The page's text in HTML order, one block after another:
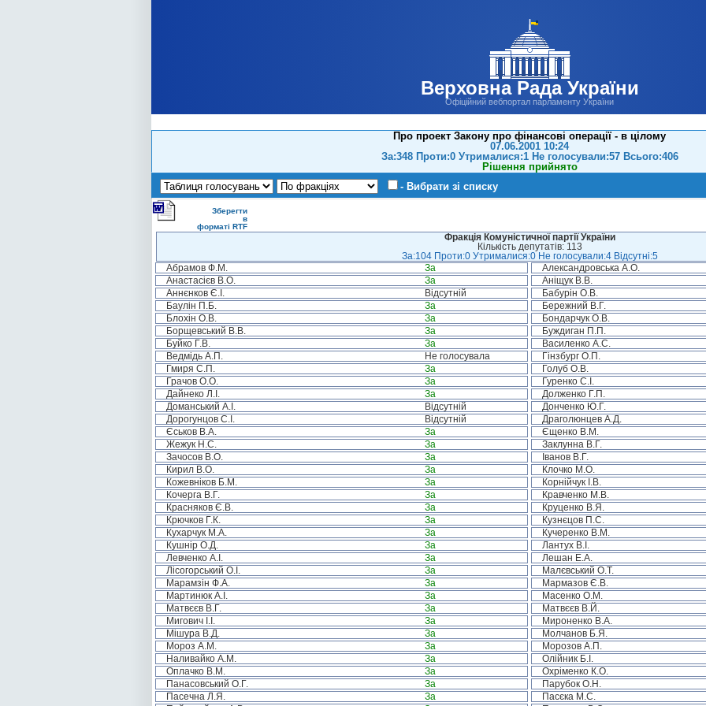
Верховна Рада України
Офіційний вебпортал парламенту України
Про проект Закону про фінансові операції - в цілому
07.06.2001 10:24
За:348 Проти:0 Утрималися:1 Не голосували:57 Всього:406
Рішення прийнято
- Вибрати зі списку
Зберегти
в
форматі RTF
Фракція Комуністичної партії України
Кількість депутатів: 113
За:104 Проти:0 Утрималися:0 Не голосували:4 Відсутні:5
Абрамов Ф.М.
За Александровська А.О.
Анастасієв В.О.
За Аніщук В.В.
Аннєнков Є.І.
Відсутній Бабурін О.В.
Баулін П.Б.
За Бережний В.Г.
Блохін О.В.
За Бондарчук О.В.
Борщевський В.В.
За Буждиган П.П.
Буйко Г.В.
За Василенко А.С.
Ведмідь А.П.
Не голосувала Гінзбург О.П.
Гмиря С.П.
За Голуб О.В.
Грачов О.О.
За Гуренко С.І.
Дайнеко Л.І.
За Долженко Г.П.
Доманський А.І.
Відсутній Донченко Ю.Г.
Дорогунцов С.І.
Відсутній Драголюнцев А.Д.
Єськов В.А.
За Єщенко В.М.
Жежук Н.С.
За Заклунна В.Г.
Зачосов В.О.
За Іванов В.Г.
Кирил В.О.
За Клочко М.О.
Кожевніков Б.М.
За Корнійчук І.В.
Кочерга В.Г.
За Кравченко М.В.
Красняков Є.В.
За Круценко В.Я.
Крючков Г.К.
За Кузнєцов П.С.
Кухарчук М.А.
За Кучеренко В.М.
Кушнір О.Д.
За Лантух В.І.
Левченко А.І.
За Лешан Е.А.
Лісогорський О.І.
За Малєвський О.Т.
Марамзін Ф.А.
За Мармазов Є.В.
Мартинюк А.І.
За Масенко О.М.
Матвєєв В.Г.
За Матвєєв В.Й.
Мигович І.І.
За Мироненко В.А.
Мішура В.Д.
За Молчанов Б.Я.
Мороз А.М.
За Морозов А.П.
Наливайко А.М.
За Олійник Б.І.
Оплачко В.М.
За Охріменко К.О.
Панасовський О.Г.
За Парубок О.Н.
Пасечна Л.Я.
За Пасєка М.С.